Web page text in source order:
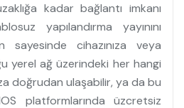
kadar bağlantı imkanı
yapılandırma yayınını
sayesinde cihazınıza veya
yerel ağ üzerindeki her hangi
doğrudan ulaşabilir, ya da bu
platformlarında üzcretsiz